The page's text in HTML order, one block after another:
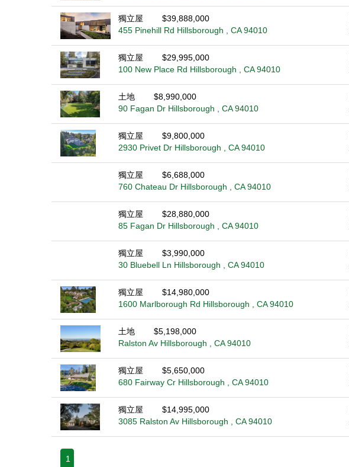
獨立屋
$39,888,000
455 Pinehill Rd Hillsborough , CA 94010
獨立屋
$29,995,000
100 New Place Rd Hillsborough , CA 94010
土地
$8,990,000
90 Fagan Dr Hillsborough , CA 94010
獨立屋
$9,800,000
2930 Privet Dr Hillsborough , CA 94010
獨立屋
$6,688,000
760 Chateau Dr Hillsborough , CA 94010
獨立屋
$28,880,000
85 Fagan Dr Hillsborough , CA 94010
獨立屋
$3,990,000
30 Bluebell Ln Hillsborough , CA 94010
獨立屋
$14,980,000
1600 Marlborough Rd Hillsborough , CA 94010
土地
$5,198,000
Ralston Av Hillsborough , CA 94010
獨立屋
$5,650,000
680 Fairway Cr Hillsborough , CA 94010
獨立屋
$14,995,000
3085 Ralston Av Hillsborough , CA 94010
1